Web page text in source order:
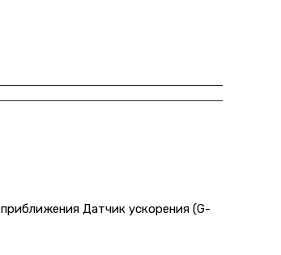
Датчик ускорения (G-